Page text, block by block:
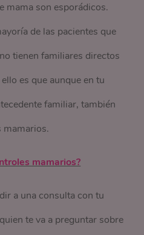
mama son esporádicos.
de las pacientes que
tienen familiares directos
es que aunque en tu
familiar, también
mamarios.
mamarios?
a una consulta con tu
te va a preguntar sobre